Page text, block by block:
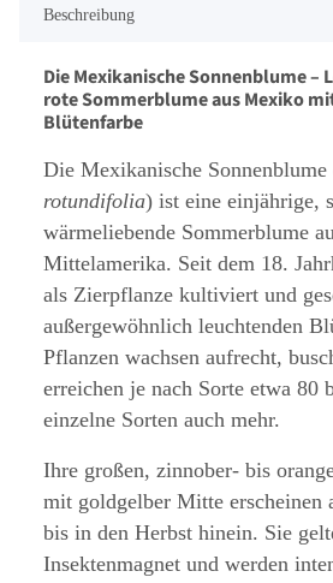
Beschreibung
Die Mexikanische Sonnenblume –
rote Sommerblume aus Mexiko
Blütenfarbe
Die Mexikanische Sonnenblume
rotundifolia) ist eine einjährige,
wärmeliebende Sommerblume
Mittelamerika. Seit dem 18.
als Zierpflanze kultiviert und
außergewöhnlich leuchtenden
Pflanzen wachsen aufrecht,
erreichen je nach Sorte etwa 80
einzelne Sorten auch mehr.
Ihre großen, zinnober- bis
mit goldgelber Mitte erscheinen
bis in den Herbst hinein. Sie
Insektenmagnet und werden